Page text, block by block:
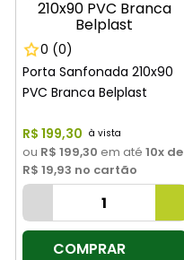
0 (0)
Porta Sanfonada 210x90
PVC Branca Belplast
R$ 199,30
ou R$ 199,30 em até 10x de
R$ 19,93 no cartão
COMPRAR